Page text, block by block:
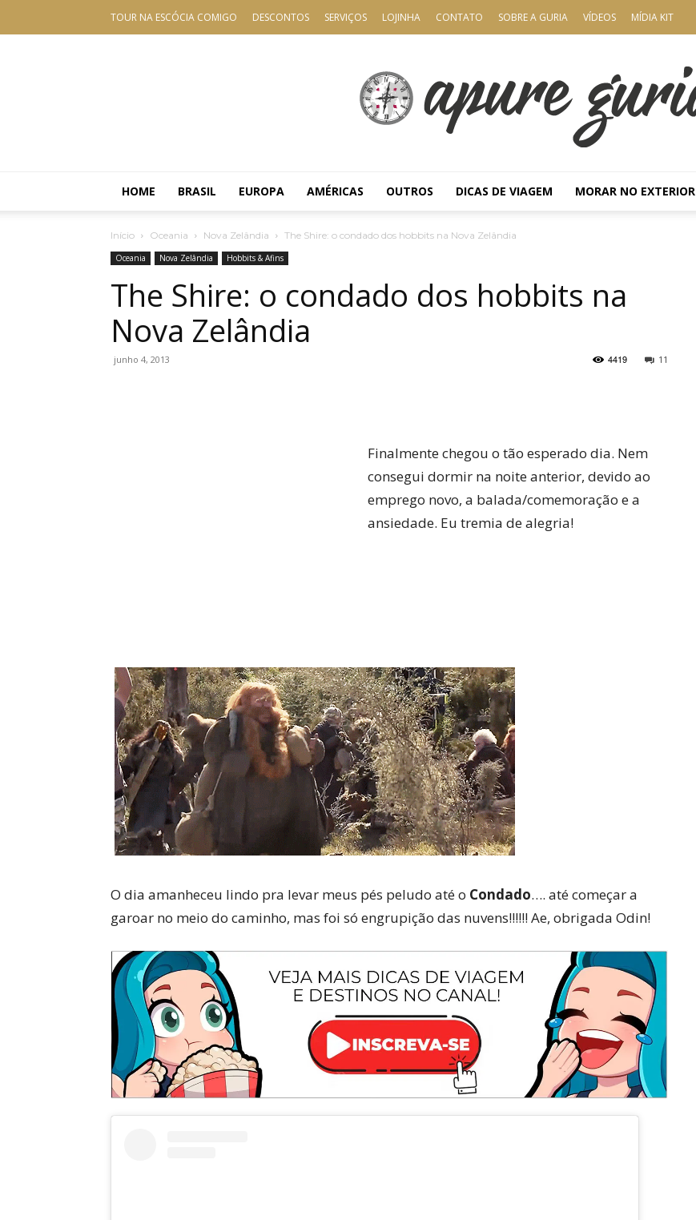
TOUR NA ESCÓCIA COMIGO DESCONTOS SERVIÇOS LOJINHA CONTATO SOBRE A GURIA VÍDEOS MÍDIA KIT
HOME BRASIL EUROPA AMÉRICAS OUTROS DICAS DE VIAGEM MORAR NO EXTERIOR
Início Oceania Nova Zelândia The Shire: o condado dos hobbits na Nova Zelândia
Oceania Nova Zelândia Hobbits & Afins
The Shire: o condado dos hobbits na
Nova Zelândia
junho 4, 2013 11
4419
Finalmente chegou o tão esperado dia. Nem
consegui dormir na noite anterior, devido ao
emprego novo, a balada/comemoração e a
ansiedade. Eu tremia de alegria!
O dia amanheceu lindo pra levar meus pés peludo até o Condado…. até começar a
garoar no meio do caminho, mas foi só engrupição das nuvens!!!!!! Ae, obrigada Odin!